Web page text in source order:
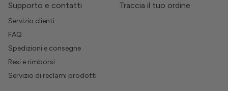
Supporto e contatti
Servizio clienti
FAQ
Spedizioni e consegne
Resi e rimborsi
Servizio di reclami prodotti
Traccia il tuo ordine